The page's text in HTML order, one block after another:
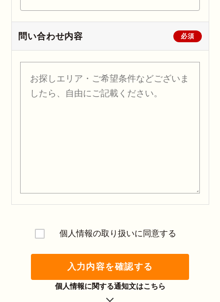
必須
問い合わせ内容
個人情報の取り扱いに同意する
入力内容を確認する
個人情報に関する通知文はこちら